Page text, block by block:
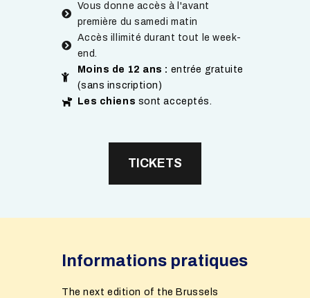
Vous donne accès à l'avant
première du samedi matin
Accès illimité durant tout le week-
end.
Moins de 12 ans : entrée gratuite
(sans inscription)
Les chiens sont acceptés.
TICKETS
Informations pratiques
The next edition of the Brussels